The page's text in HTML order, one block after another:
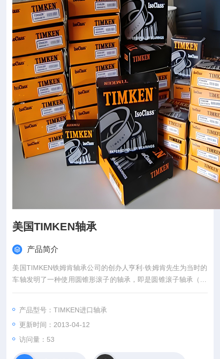
美国TIMKEN轴承
产品简介
美国TIMKEN铁姆肯轴承公司的创办人亨利·铁姆肯先生为当时的
车轴发明了一种使用圆锥形滚子的轴承，即是圆锥滚子轴承（Ta
pered Roller Bearings），公司由此成立。...
产品型号：TIMKEN进口轴承
更新时间：2013-04-12
访问量： 53